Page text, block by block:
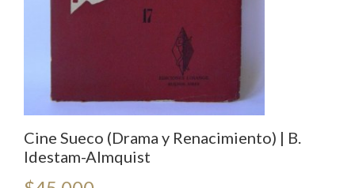
Cine Sueco (Drama y Renacimiento) | B.
Idestam-Almquist